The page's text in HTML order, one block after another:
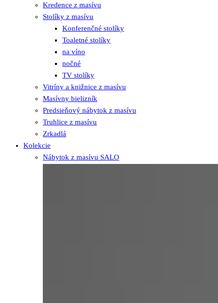
Kredence z masívu
Stolíky z masívu
Konferenčné stolíky
Toaletné stolíky
na víno
nočné
TV stolíky
Vitríny a knižnice z masívu
Masívny bielizník
Predsieňový nábytok z masívu
Truhlice z masívu
Zrkadlá
Kolekcie
Nábytok z masívu SALO